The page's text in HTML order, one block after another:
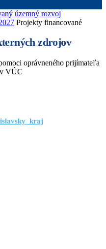
územný rozvoj
Projekty financované
zdrojov
oprávneného prijímateľa
VÚC